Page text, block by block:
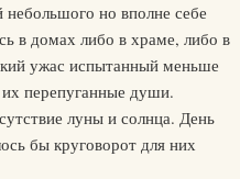
но вполне себе
в домах либо в храме, либо в
ужас испытанный меньше
перепуганные души.
луны и солнца. День
бы круговорот для них